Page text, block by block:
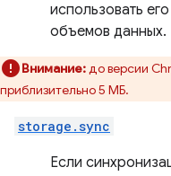
использовать
объемов данных.
Внимание:до версии
приблизительно 5 МБ.
storage.sync
Если